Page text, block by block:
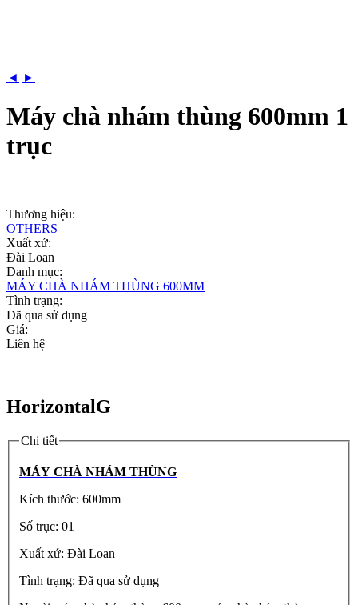
◄ ►
Máy chà nhám thùng 600mm 1
trục
Thương hiệu:
OTHERS
Xuất xứ:
Đài Loan
Danh mục:
MÁY CHÀ NHÁM THÙNG 600MM
Tình trạng:
Đã qua sử dụng
Giá:
Liên hệ
HorizontalG
Chi tiết
MÁY CHÀ NHÁM THÙNG
Kích thước: 600mm
Số trục: 01
Xuất xứ: Đài Loan
Tình trạng: Đã qua sử dụng